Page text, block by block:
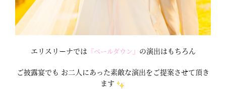
エリスリーナでは 『ベールダウン』 の演出はもちろん
ご披露宴でも お二人にあった素敵な演出をご提案させて頂き
ます